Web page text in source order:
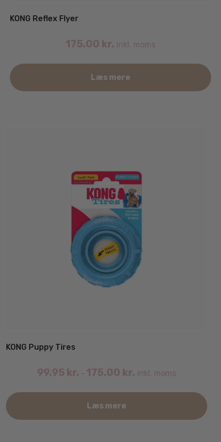
KONG Reflex Flyer
175.00 kr. inkl. moms
Læs mere
KONG Puppy Tires
99.95 kr. – 175.00 kr. inkl. moms
Læs mere